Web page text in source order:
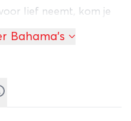
lief neemt, kom je
eilandengroep ter
natuurlijk.
of
Bahama's